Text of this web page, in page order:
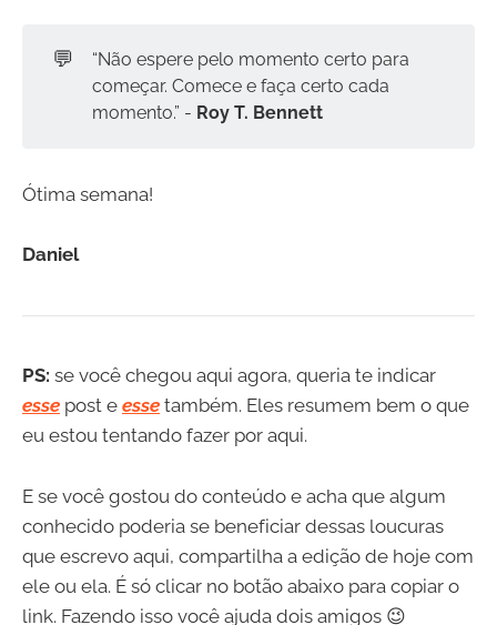
💬
“Não espere pelo momento certo para
começar. Comece e faça certo cada
momento.” - Roy T. Bennett
Ótima semana!
Daniel
PS: se você chegou aqui agora, queria te indicar
esse post e esse também. Eles resumem bem o que
eu estou tentando fazer por aqui.
E se você gostou do conteúdo e acha que algum
conhecido poderia se beneficiar dessas loucuras
que escrevo aqui, compartilha a edição de hoje com
ele ou ela. É só clicar no botão abaixo para copiar o
link. Fazendo isso você ajuda dois amigos 😉